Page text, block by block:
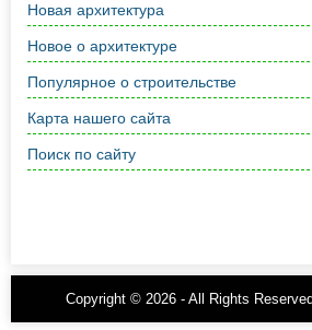
Новая архитектура
Новое о архитектуре
Популярное о строительстве
Карта нашего сайта
Поиск по сайту
Copyright © 2026 - All Rights